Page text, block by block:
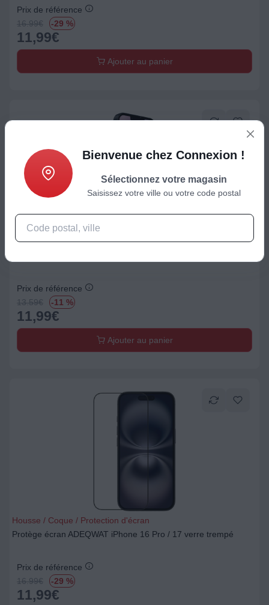
Prix de référence
16.99€ -29 %
11,99€
Ajouter au panier
Housse / Coque / Protection d'écran
Prix de référence
13.59€ -11 %
11,99€
Ajouter au panier
Housse / Coque / Protection d'écran
Protège écran ADEQWAT iPhone 16 Pro / 17 verre trempé
Prix de référence
16.99€ -29 %
11,99€
Bienvenue chez Connexion !
Sélectionnez votre magasin
Saisissez votre ville ou votre code postal